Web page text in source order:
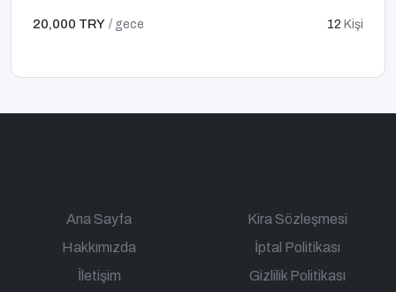
20,000 TRY / gece 12 Kişi
Ana Sayfa
Hakkımızda
İletişim
Kira Sözleşmesi
İptal Politikası
Gizlilik Politikası